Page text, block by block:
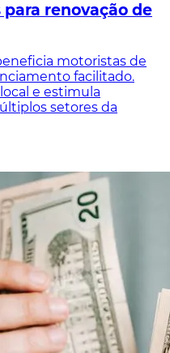
para renovação de
motoristas de
facilitado.
e estimula
setores da